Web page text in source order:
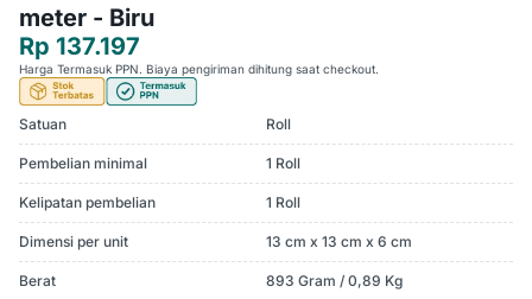
meter - Biru
Rp 137.197
Harga Termasuk PPN. Biaya pengiriman dihitung saat checkout.
Satuan Roll
Pembelian minimal 1 Roll
Kelipatan pembelian 1 Roll
Dimensi per unit 13 cm x 13 cm x 6 cm
Berat 893 Gram / 0,89 Kg